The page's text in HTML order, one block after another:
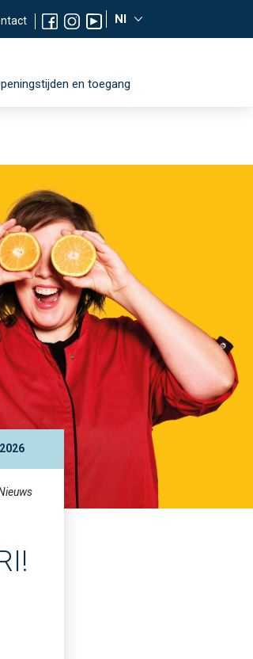
Nl
en toegang